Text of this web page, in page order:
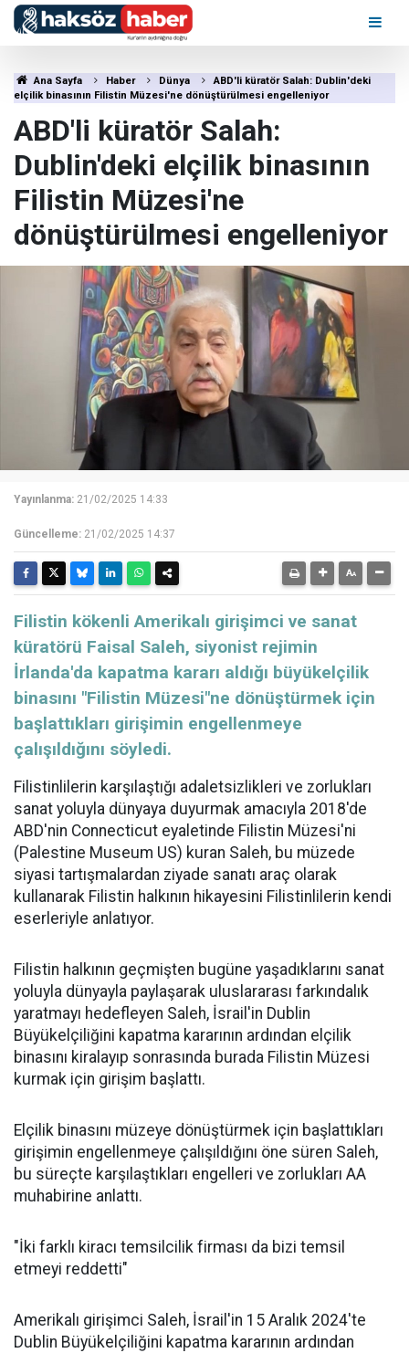
Ana Sayfa Haber Dünya
ABD'li küratör Salah: Dublin'deki
elçilik binasının Filistin Müzesi'ne dönüştürülmesi engelleniyor
ABD'li küratör Salah:
Dublin'deki elçilik binasının
Filistin Müzesi'ne
dönüştürülmesi engelleniyor
Yayınlanma: 21/02/2025 14:33
Güncelleme: 21/02/2025 14:37
Filistin kökenli Amerikalı girişimci ve sanat
küratörü Faisal Saleh, siyonist rejimin
İrlanda'da kapatma kararı aldığı büyükelçilik
binasını "Filistin Müzesi"ne dönüştürmek için
başlattıkları girişimin engellenmeye
çalışıldığını söyledi.
Filistinlilerin karşılaştığı adaletsizlikleri ve zorlukları
sanat yoluyla dünyaya duyurmak amacıyla 2018'de
ABD'nin Connecticut eyaletinde Filistin Müzesi'ni
(Palestine Museum US) kuran Saleh, bu müzede
siyasi tartışmalardan ziyade sanatı araç olarak
kullanarak Filistin halkının hikayesini Filistinlilerin kendi
eserleriyle anlatıyor.
Filistin halkının geçmişten bugüne yaşadıklarını sanat
yoluyla dünyayla paylaşarak uluslararası farkındalık
yaratmayı hedefleyen Saleh, İsrail'in Dublin
Büyükelçiliğini kapatma kararının ardından elçilik
binasını kiralayıp sonrasında burada Filistin Müzesi
kurmak için girişim başlattı.
Elçilik binasını müzeye dönüştürmek için başlattıkları
girişimin engellenmeye çalışıldığını öne süren Saleh,
bu süreçte karşılaştıkları engelleri ve zorlukları AA
muhabirine anlattı.
"İki farklı kiracı temsilcilik firması da bizi temsil
etmeyi reddetti"
Amerikalı girişimci Saleh, İsrail'in 15 Aralık 2024'te
Dublin Büyükelçiliğini kapatma kararının ardından